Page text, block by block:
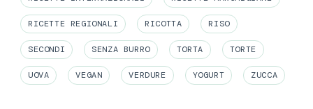
RICETTE REGIONALI RICOTTA RISO
SECONDI SENZA BURRO TORTA TORTE
UOVA VEGAN VERDURE YOGURT ZUCCA